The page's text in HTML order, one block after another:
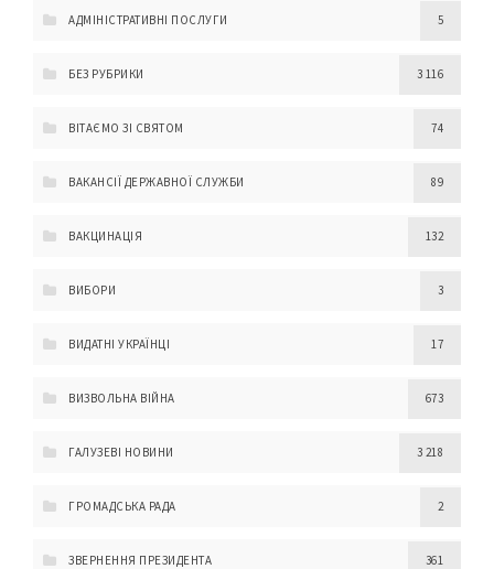
АДМІНІСТРАТИВНІ ПОСЛУГИ 5
БЕЗ РУБРИКИ 3 116
ВІТАЄМО ЗІ СВЯТОМ 74
ВАКАНСІЇ ДЕРЖАВНОЇ СЛУЖБИ 89
ВАКЦИНАЦІЯ 132
ВИБОРИ 3
ВИДАТНІ УКРАЇНЦІ 17
ВИЗВОЛЬНА ВІЙНА 673
ГАЛУЗЕВІ НОВИНИ 3 218
ГРОМАДСЬКА РАДА 2
ЗВЕРНЕННЯ ПРЕЗИДЕНТА 361